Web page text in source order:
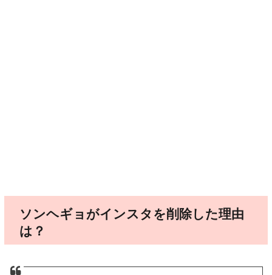
ソンヘギョがインスタを削除した理由
は？